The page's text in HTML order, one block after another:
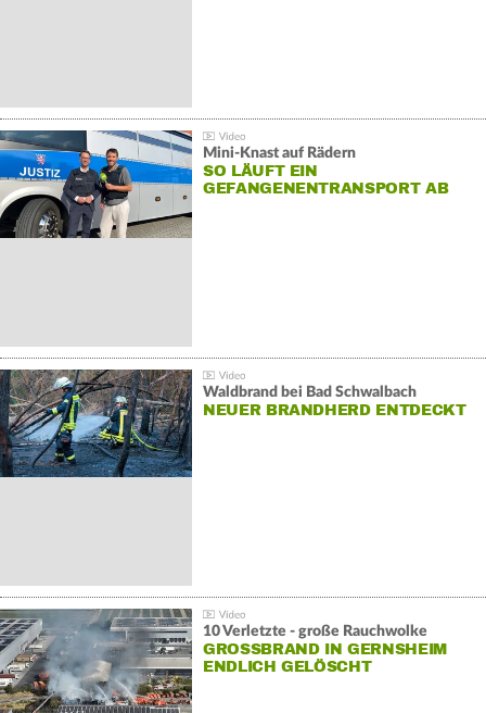
Mini-Knast auf Rädern
SO LÄUFT EIN
GEFANGENENTRANSPORT AB
Waldbrand bei Bad Schwalbach
NEUER BRANDHERD ENTDECKT
10 Verletzte - große Rauchwolke
GROSSBRAND IN GERNSHEIM E
NDLICH GELÖSCHT